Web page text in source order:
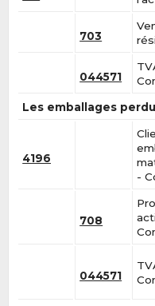
703
044571
Les emballages
4196
-
708
044571